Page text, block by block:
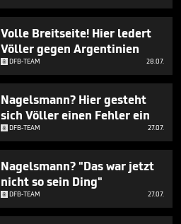
Volle Breitseite! Hier ledert
Völler gegen Argentinien
DFB-TEAM 28.07.
Nagelsmann? Hier gesteht
sich Völler einen Fehler ein
DFB-TEAM 27.07.
Nagelsmann? "Das war jetzt
nicht so sein Ding"
DFB-TEAM 27.07.